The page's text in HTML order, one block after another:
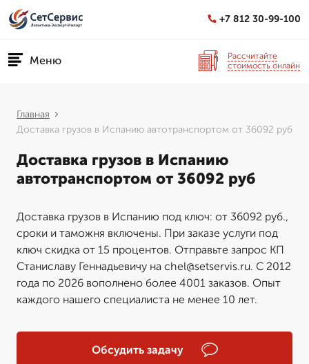
+7 812 30-99-100
Меню
Рассчитайте
стоимость онлайн
Главная
Доставка грузов в Испанию автотранспортом от 36092 руб
Доставка грузов в Испанию
автотранспортом от 36092 руб
Доставка грузов в Испанию под ключ: от 36092 руб.,
сроки и таможня включены. При заказе услуги под
ключ скидка от 15 процентов. Отправьте запрос КП
Станиславу Геннадьевичу на chel@setservis.ru. С 2012
года по 2026 вополнено более 4001 заказов. Опыт
каждого нашего специалиста не менее 10 лет.
Обсудить задачу